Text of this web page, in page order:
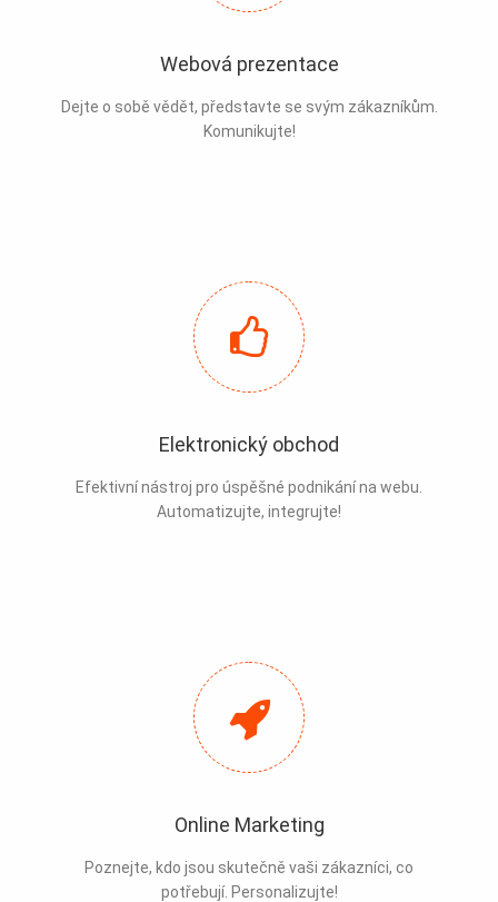
Webová prezentace
Dejte o sobě vědět, představte se svým zákazníkům.
Komunikujte!
Elektronický obchod
Efektivní nástroj pro úspěšné podnikání na webu.
Automatizujte, integrujte!
Online Marketing
Poznejte, kdo jsou skutečně vaši zákazníci, co
potřebují. Personalizujte!